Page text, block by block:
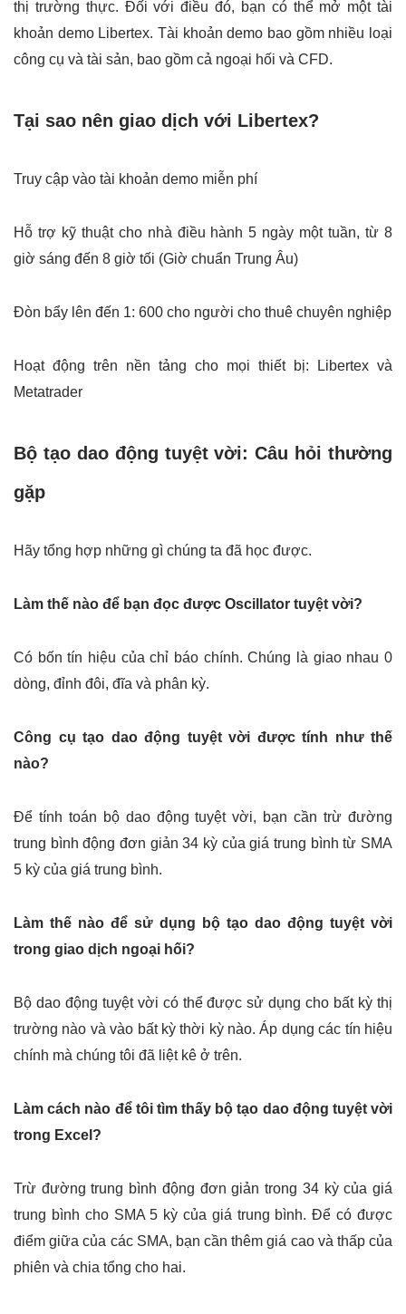
thị trường thực. Đối với điều đó, bạn có thể mở một tài
khoản demo Libertex. Tài khoản demo bao gồm nhiều loại
công cụ và tài sản, bao gồm cả ngoại hối và CFD.
Tại sao nên giao dịch với Libertex?
Truy cập vào tài khoản demo miễn phí
Hỗ trợ kỹ thuật cho nhà điều hành 5 ngày một tuần, từ 8
giờ sáng đến 8 giờ tối (Giờ chuẩn Trung Âu)
Đòn bẩy lên đến 1: 600 cho người cho thuê chuyên nghiệp
Hoạt động trên nền tảng cho mọi thiết bị: Libertex và
Metatrader
Bộ tạo dao động tuyệt vời: Câu hỏi thường
gặp
Hãy tổng hợp những gì chúng ta đã học được.
Làm thế nào để bạn đọc được Oscillator tuyệt vời?
Có bốn tín hiệu của chỉ báo chính. Chúng là giao nhau 0
dòng, đỉnh đôi, đĩa và phân kỳ.
Công cụ tạo dao động tuyệt vời được tính như thế
nào?
Để tính toán bộ dao động tuyệt vời, bạn cần trừ đường
trung bình động đơn giản 34 kỳ của giá trung bình từ SMA
5 kỳ của giá trung bình.
Làm thế nào để sử dụng bộ tạo dao động tuyệt vời
trong giao dịch ngoại hối?
Bộ dao động tuyệt vời có thể được sử dụng cho bất kỳ thị
trường nào và vào bất kỳ thời kỳ nào. Áp dụng các tín hiệu
chính mà chúng tôi đã liệt kê ở trên.
Làm cách nào để tôi tìm thấy bộ tạo dao động tuyệt vời
trong Excel?
Trừ đường trung bình động đơn giản trong 34 kỳ của giá
trung bình cho SMA 5 kỳ của giá trung bình. Để có được
điểm giữa của các SMA, bạn cần thêm giá cao và thấp của
phiên và chia tổng cho hai.